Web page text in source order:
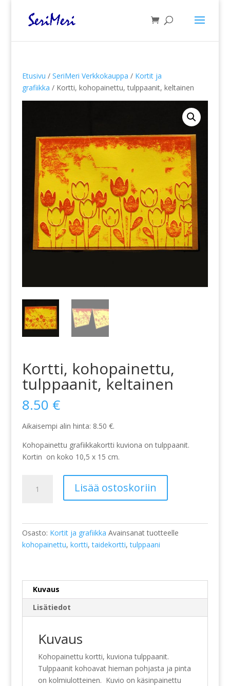
Etusivu / SeriMeri Verkkokauppa / Kortit ja
grafiikka / Kortti, kohopainettu, tulppaanit, keltainen
Kortti, kohopainettu,
tulppaanit, keltainen
8.50 €
Aikaisempi alin hinta: 8.50 €.
Kohopainettu grafiikkakortti kuviona on tulppaanit.
Kortin on koko 10,5 x 15 cm.
kohopainettu,
Lisää ostoskoriin
Osasto: Kortit ja grafiikka Avainsanat tuotteelle
kohopainettu, kortti,taidekortti,tulppaani
Kuvaus
Lisätiedot
Kuvaus
Kohopainettu kortti, kuviona tulppaanit.
Tulppaanit kohoavat hieman pohjasta ja pinta
on kolmiulotteinen. Kuvio on käsinpainettu